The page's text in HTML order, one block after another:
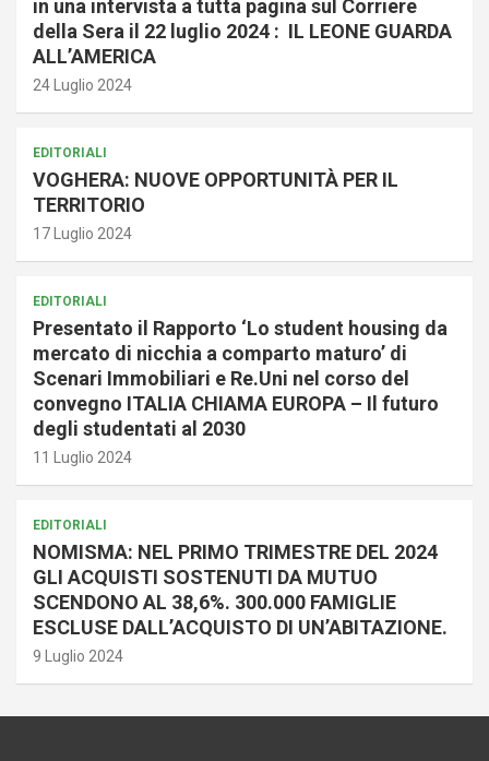
in una intervista a tutta pagina sul Corriere
della Sera il 22 luglio 2024 : IL LEONE GUARDA
ALL’AMERICA
24 Luglio 2024
EDITORIALI
VOGHERA: NUOVE OPPORTUNITÀ PER IL
TERRITORIO
17 Luglio 2024
EDITORIALI
Presentato il Rapporto ‘Lo student housing da
mercato di nicchia a comparto maturo’ di
Scenari Immobiliari e Re.Uni nel corso del
convegno ITALIA CHIAMA EUROPA – Il futuro
degli studentati al 2030
11 Luglio 2024
EDITORIALI
NOMISMA: NEL PRIMO TRIMESTRE DEL 2024
GLI ACQUISTI SOSTENUTI DA MUTUO
SCENDONO AL 38,6%. 300.000 FAMIGLIE
ESCLUSE DALL’ACQUISTO DI UN’ABITAZIONE.
9 Luglio 2024